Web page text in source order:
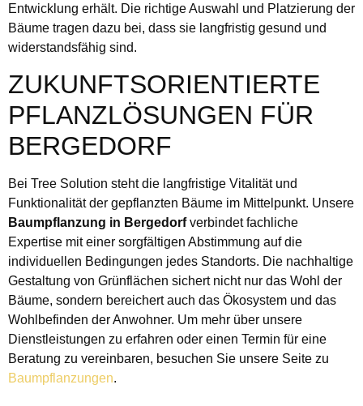
Entwicklung erhält. Die richtige Auswahl und Platzierung der
Bäume tragen dazu bei, dass sie langfristig gesund und
widerstandsfähig sind.
ZUKUNFTSORIENTIERTE
PFLANZLÖSUNGEN FÜR
BERGEDORF
Bei Tree Solution steht die langfristige Vitalität und
Funktionalität der gepflanzten Bäume im Mittelpunkt. Unsere
Baumpflanzung in Bergedorfverbindet fachliche
Expertise mit einer sorgfältigen Abstimmung auf die
individuellen Bedingungen jedes Standorts. Die nachhaltige
Gestaltung von Grünflächen sichert nicht nur das Wohl der
Bäume, sondern bereichert auch das Ökosystem und das
Wohlbefinden der Anwohner. Um mehr über unsere
Dienstleistungen zu erfahren oder einen Termin für eine
Beratung zu vereinbaren, besuchen Sie unsere Seite zu
Baumpflanzungen.